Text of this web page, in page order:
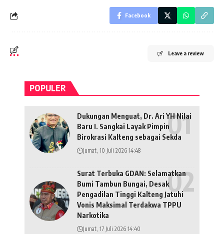
Facebook
Leave a review
POPULER
Dukungan Menguat, Dr. Ari YH Nilai
Baru I. Sangkai Layak Pimpin
Birokrasi Kalteng sebagai Sekda
Jumat, 10 Juli 2026 14:48
Surat Terbuka GDAN: Selamatkan
Bumi Tambun Bungai, Desak
Pengadilan Tinggi Kalteng Jatuhi
Vonis Maksimal Terdakwa TPPU
Narkotika
Jumat, 17 Juli 2026 14:40